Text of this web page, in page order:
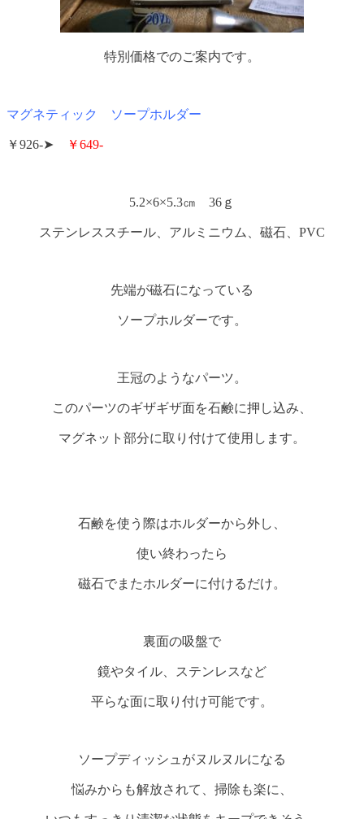
特別価格でのご案内です。
マグネティック ソープホルダー
￥926-➤ ￥649-
5.2×6×5.3㎝ 36ｇ
ステンレススチール、アルミニウム、磁石、PVC
先端が磁石になっている
ソープホルダーです。
王冠のようなパーツ。
このパーツのギザギザ面を石鹸に押し込み、
マグネット部分に取り付けて使用します。
石鹸を使う際はホルダーから外し、
使い終わったら
磁石でまたホルダーに付けるだけ。
裏面の吸盤で
鏡やタイル、ステンレスなど
平らな面に取り付け可能です。
ソープディッシュがヌルヌルになる
悩みからも解放されて、掃除も楽に、